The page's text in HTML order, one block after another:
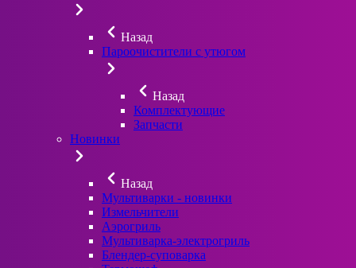
Назад
Пароочистители с утюгом
Назад
Комплектующие
Запчасти
Новинки
Назад
Мультиварки - новинки
Измельчители
Аэрогриль
Мультиварка-электрогриль
Блендер-суповарка